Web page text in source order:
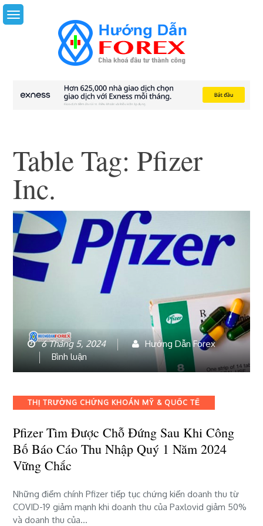
Skip
to
Table Tag:Pfizer
Inc.
6 Tháng 5, 2024
Hướng Dẫn Forex
Bình luậnbài
tìm
được
đứng
sau
báo
cáo
Categories
THỊ TRƯỜNG CHỨNG KHOÁN MỸ & QUỐC TẾ
Pfizer Tìm Được Chỗ Đứng Sau Khi Công
Bố Báo Cáo Thu Nhập Quý 1 Năm 2024
Vững Chắc
Những điểm chính Pfizer tiếp tục chứng kiến ​​​​doanh thu từ
COVID-19 giảm mạnh khi doanh thu của Paxlovid giảm 50%
và doanh thu của…